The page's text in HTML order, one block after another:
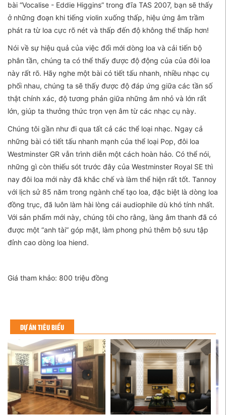
bài “Vocalise - Eddie Higgins” trong đĩa TAS 2007, bạn sẽ thấy
ở những đoạn khi tiếng violin xuống thấp, hiệu ứng âm trầm
phát ra từ loa cực rõ nét và thấp đến độ không thể thấp hơn!
Nói về sự hiệu quả của việc đổi mới dòng loa và cải tiến bộ
phân tần, chúng ta có thể thấy được độ động của của đôi loa
này rất rõ. Hãy nghe một bài có tiết tấu nhanh, nhiều nhạc cụ
phối nhau, chúng ta sẽ thấy được độ đáp ứng giữa các tần số
thật chính xác, độ tương phản giữa những âm nhỏ và lớn rất
lớn, giúp ta thưởng thức trọn vẹn âm từ các nhạc cụ này.
Chúng tôi gần như đi qua tất cả các thể loại nhạc. Ngay cả
những bài có tiết tấu nhanh mạnh của thể loại Pop, đôi loa
Westminster GR vẫn trình diễn một cách hoàn hảo. Có thể nói,
những gì còn thiếu sót trước đây của Westminster Royal SE thì
nay đôi loa mới này đã khắc chế và làm thể hiện rất tốt. Tannoy
với lịch sử 85 năm trong ngành chế tạo loa, đặc biệt là dòng loa
đồng trục, đã luôn làm hài lòng cái audiophile dù khó tính nhất.
Với sản phẩm mới này, chúng tôi cho rằng, làng âm thanh đã có
được một “anh tài” góp mặt, làm phong phú thêm bộ sưu tập
đỉnh cao dòng loa hiend.
Giá tham khảo: 800 triệu đồng
DỰ ÁN TIÊU BIỂU